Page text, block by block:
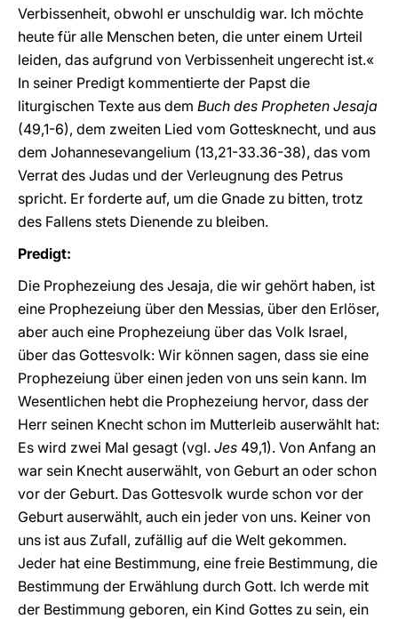
Verbissenheit, obwohl er unschuldig war. Ich möchte
heute für alle Menschen beten, die unter einem Urteil
leiden, das aufgrund von Verbissenheit ungerecht ist.«
In seiner Predigt kommentierte der Papst die
liturgischen Texte aus dem Buch des Propheten Jesaja
(49,1-6), dem zweiten Lied vom Gottesknecht, und aus
dem Johannesevangelium (13,21-33.36-38), das vom
Verrat des Judas und der Verleugnung des Petrus
spricht. Er forderte auf, um die Gnade zu bitten, trotz
des Fallens stets Dienende zu bleiben.
Predigt:
Die Prophezeiung des Jesaja, die wir gehört haben, ist
eine Prophezeiung über den Messias, über den Erlöser,
aber auch eine Prophezeiung über das Volk Israel,
über das Gottesvolk: Wir können sagen, dass sie eine
Prophezeiung über einen jeden von uns sein kann. Im
Wesentlichen hebt die Prophezeiung hervor, dass der
Herr seinen Knecht schon im Mutterleib auserwählt hat:
Es wird zwei Mal gesagt (vgl. Jes 49,1). Von Anfang an
war sein Knecht auserwählt, von Geburt an oder schon
vor der Geburt. Das Gottesvolk wurde schon vor der
Geburt auserwählt, auch ein jeder von uns. Keiner von
uns ist aus Zufall, zufällig auf die Welt gekommen.
Jeder hat eine Bestimmung, eine freie Bestimmung, die
Bestimmung der Erwählung durch Gott. Ich werde mit
der Bestimmung geboren, ein Kind Gottes zu sein, ein